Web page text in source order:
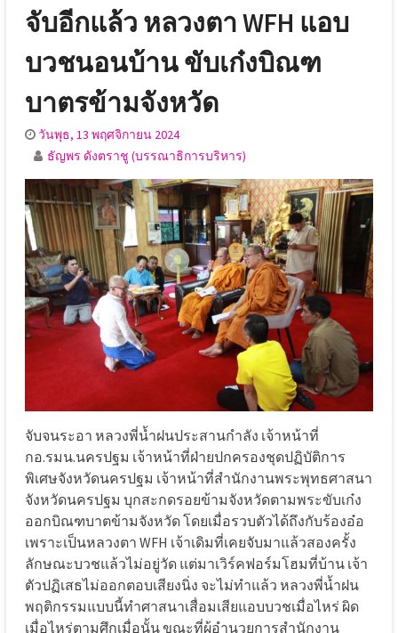
จับอีกแล้ว หลวงตา WFH แอบ
บวชนอนบ้าน ขับเก๋งบิณฑ
บาตรข้ามจังหวัด
วันพุธ, 13 พฤศจิกายน 2024
ธัญพร ดังตราชู (บรรณาธิการบริหาร)
จับจนระอา หลวงพี่น้ำฝนประสานกำลัง เจ้าหน้าที่
กอ.รมน.นครปฐม เจ้าหน้าที่ฝ่ายปกครองชุดปฏิบัติการ
พิเศษจังหวัดนครปฐม เจ้าหน้าที่สำนักงานพระพุทธศาสนา
จังหวัดนครปฐม บุกสะกดรอยข้ามจังหวัดตามพระขับเก๋ง
ออกบิณฑบาตข้ามจังหวัด โดยเมื่อรวบตัวได้ถึงกับร้องอ๋อ
เพราะเป็นหลวงตา WFH เจ้าเดิมที่เคยจับมาแล้วสองครั้ง
ลักษณะบวชแล้วไม่อยู่วัด แต่มาเวิร์คฟอร์มโฮมที่บ้าน เจ้า
ตัวปฏิเสธไม่ออกตอบเสียงนิ่ง จะไม่ทำแล้ว หลวงพี่น้ำฝน
พฤติกรรมแบบนี้ทำศาสนาเสื่อมเสียแอบบวชเมื่อไหร่ ผิด
เมื่อไหร่ตามศึกเมื่อนั้น ขณะที่ผู้อำนวยการสำนักงาน